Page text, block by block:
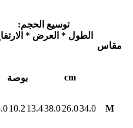
مقاس
توسيع الحجم:
الطول * العرض *
cm بوصة
M
34.0
26.0
38.0
13.4
10.2